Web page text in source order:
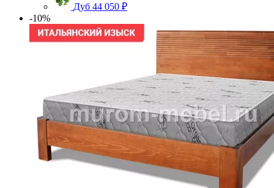
Дуб 44 050 ₽
-10%